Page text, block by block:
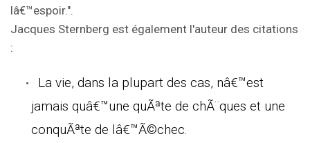
lâ€™espoir.".
Jacques Sternberg est également l'auteur des citations
:
La vie, dans la plupart des cas, nâ€™est
jamais quâ€™une quÃªte de chÃ¨ques et une
conquÃªte de lâ€™Ã©chec.